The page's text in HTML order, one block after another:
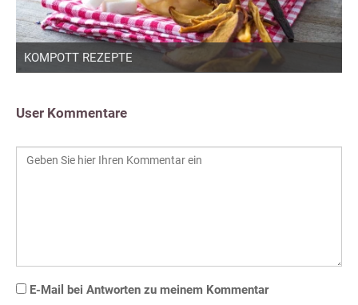
KOMPOTT REZEPTE
User Kommentare
E-Mail bei Antworten zu meinem Kommentar